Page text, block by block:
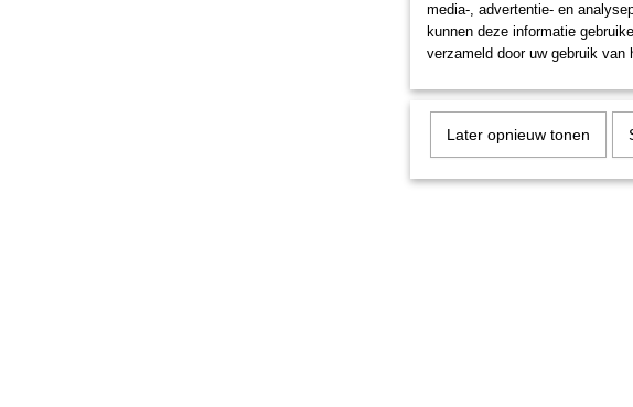
transport and
be carefully
media-, advertentie- en
kunnen deze informatie
verzameld door uw gebruik
Later opnieuw tonen